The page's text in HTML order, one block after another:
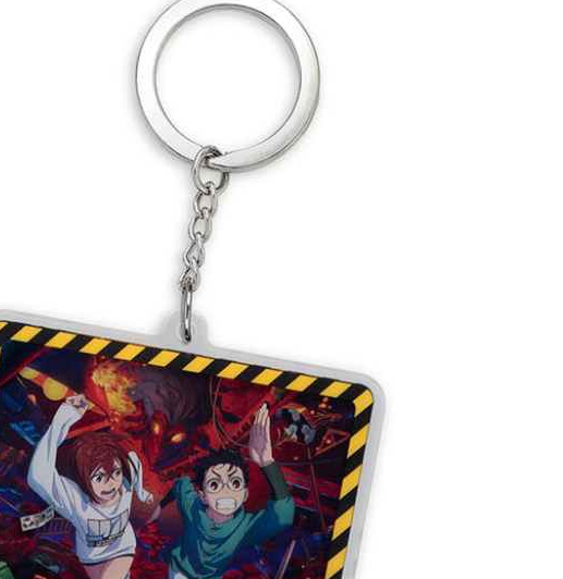
(不開放使用，請勿選取）
每筆NT$65，滿NT$1,300(含以上)免運費
每筆NT$65，滿NT$1,300(含以上)免運費
每筆NT$100，滿NT$1,300(含以上)免運費
宅配-離島(澎湖/金門/馬祖)-木棉花樂園專用
每筆NT$220
黑貓宅配-貨到付款
每筆NT$150